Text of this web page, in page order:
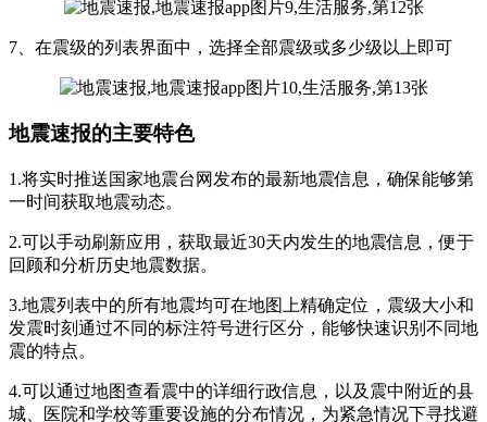
7、在震级的列表界面中，选择全部震级或多少级以上即可
地震速报的主要特色
1.将实时推送国家地震台网发布的最新地震信息，确保能够第
一时间获取地震动态。
2.可以手动刷新应用，获取最近30天内发生的地震信息，便于
回顾和分析历史地震数据。
3.地震列表中的所有地震均可在地图上精确定位，震级大小和
发震时刻通过不同的标注符号进行区分，能够快速识别不同地
震的特点。
4.可以通过地图查看震中的详细行政信息，以及震中附近的县
城、医院和学校等重要设施的分布情况，为紧急情况下寻找避